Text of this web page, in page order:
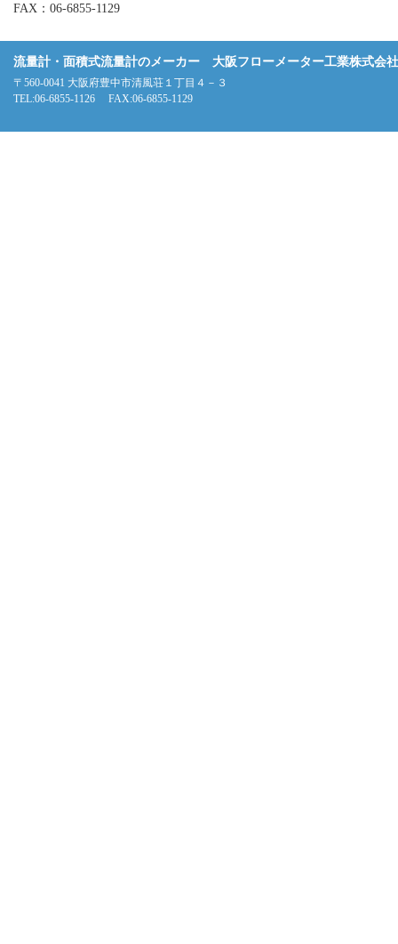
FAX：06-6855-1129
流量計・面積式流量計のメーカー 大阪フローメーター工業株式会社
〒560-0041 大阪府豊中市清風荘１丁目４－３
TEL:06-6855-1126 FAX:06-6855-1129